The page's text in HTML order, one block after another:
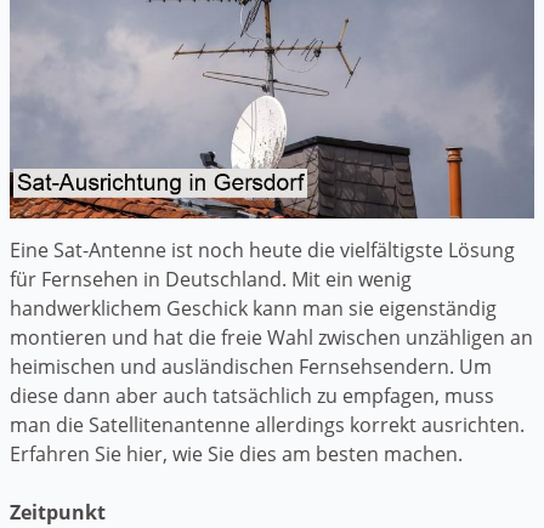
Eine Sat-Antenne ist noch heute die vielfältigste Lösung
für Fernsehen in Deutschland. Mit ein wenig
handwerklichem Geschick kann man sie eigenständig
montieren und hat die freie Wahl zwischen unzähligen an
heimischen und ausländischen Fernsehsendern. Um
diese dann aber auch tatsächlich zu empfagen, muss
man die Satellitenantenne allerdings korrekt ausrichten.
Erfahren Sie hier, wie Sie dies am besten machen.
Zeitpunkt